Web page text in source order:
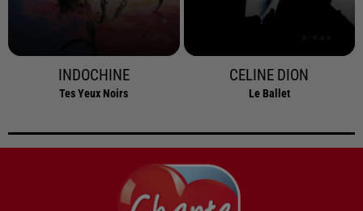
INDOCHINE
Tes Yeux Noirs
CELINE DION
Le Ballet